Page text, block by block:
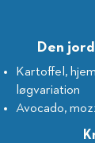
Den
Kartoffel,
løgvariation
Avocado,